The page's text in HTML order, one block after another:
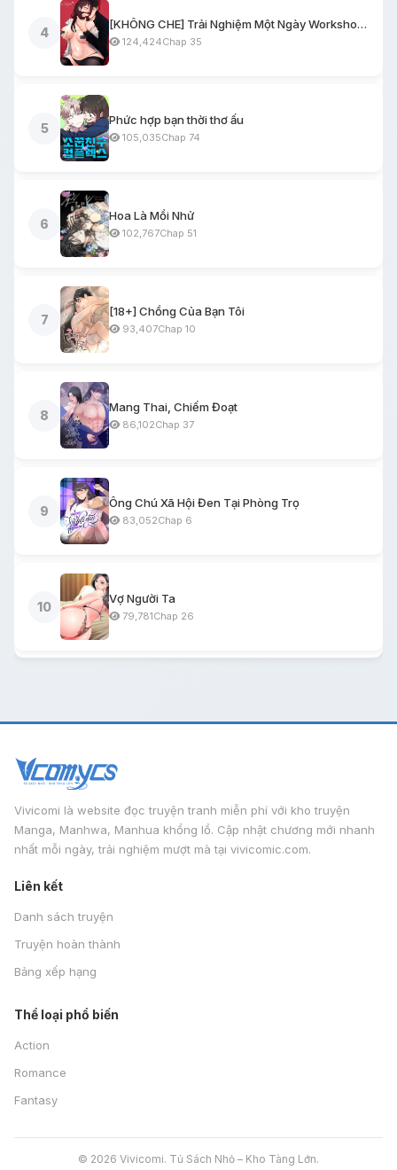
4
[KHÔNG CHE] Trải Nghiệm Một Ngày Workshop BDSM
124,424Chap 35
5
Phức hợp bạn thời thơ ấu
105,035Chap 74
6
Hoa Là Mồi Nhử
102,767Chap 51
7
[18+] Chồng Của Bạn Tôi
93,407Chap 10
8
Mang Thai, Chiếm Đoạt
86,102Chap 37
9
Ông Chú Xã Hội Đen Tại Phòng Trọ
83,052Chap 6
10
Vợ Người Ta
79,781Chap 26
Vivicomi là website đọc truyện tranh miễn phí với kho truyện
Manga, Manhwa, Manhua khổng lồ. Cập nhật chương mới nhanh
nhất mỗi ngày, trải nghiệm mượt mà tại vivicomic.com.
Liên kết
Danh sách truyện
Truyện hoàn thành
Bảng xếp hạng
Thể loại phổ biến
Action
Romance
Fantasy
© 2026 Vivicomi. Tủ Sách Nhỏ – Kho Tàng Lớn.